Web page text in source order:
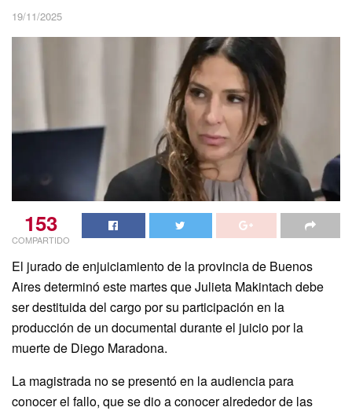
19/11/2025
153
COMPARTIDO
El jurado de enjuiciamiento de la provincia de Buenos
Aires determinó este martes que Julieta Makintach debe
ser destituida del cargo por su participación en la
producción de un documental durante el juicio por la
muerte de Diego Maradona.
La magistrada no se presentó en la audiencia para
conocer el fallo, que se dio a conocer alrededor de las